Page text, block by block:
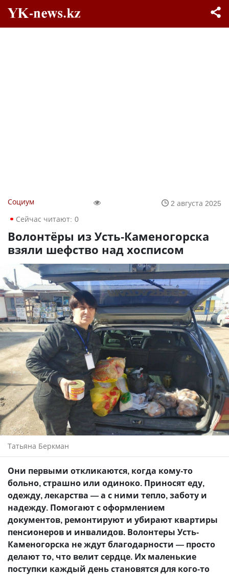
Социум
2 августа 2025
Сейчас читают: 0
Волонтёры из Усть-Каменогорска
взяли шефство над хосписом
Татьяна Беркман
Они первыми откликаются, когда кому-то
больно, страшно или одиноко. Приносят еду,
одежду, лекарства — а с ними тепло, заботу и
надежду. Помогают с оформлением
документов, ремонтируют и убирают квартиры
пенсионеров и инвалидов. Волонтеры Усть-
Каменогорска не ждут благодарности — просто
делают то, что велит сердце. Их маленькие
поступки каждый день становятся для кого-то